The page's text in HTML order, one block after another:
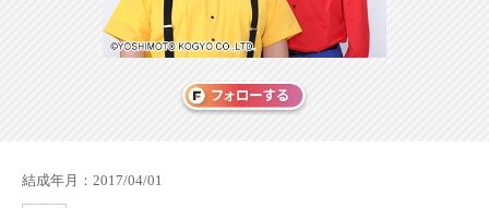
結成年月：2017/04/01